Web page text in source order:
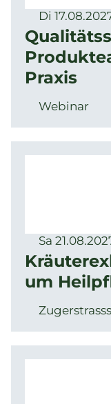
Di
Praxis
Webinar
Sa
um